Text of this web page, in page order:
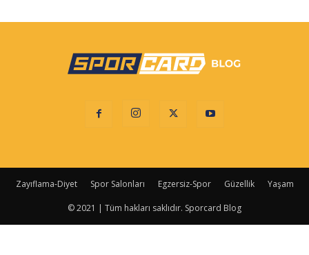
Zayıflama-Diyet Spor Salonları Egzersiz-Spor Güzellik Yaşam
© 2021 | Tüm hakları saklıdır. Sporcard Blog